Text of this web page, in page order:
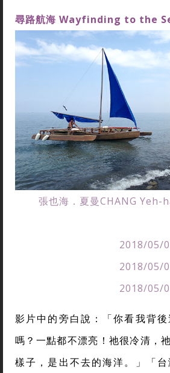
尋路航海 Wayfinding to the
張也海．夏曼CHANG Yeh-
2018/05/
2018/05/
2018/05/
影片中的旁白說：「你看我背
嗎？一點都不漂亮！祂很冷清，
樣子，是出不去的海洋。」「